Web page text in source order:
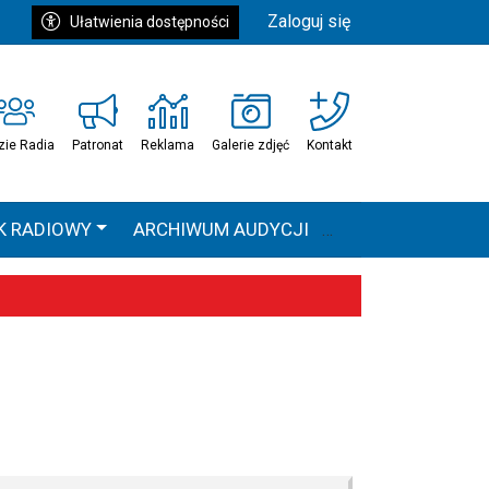
Ułatwienia dostępności Zaloguj się
Radia Patronat Reklama Galerie zdjęć Kontakt
RADIOWY ARCHIWUM AUDYCJI
HEAVEN TOUR